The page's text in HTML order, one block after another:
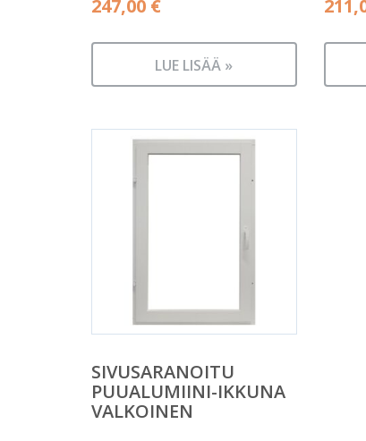
247,00 €
LUE LISÄÄ »
SIVUSARANOITU
PUUALUMIINI-IKKUNA
VALKOINEN